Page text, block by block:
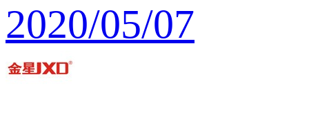
2020/05/07